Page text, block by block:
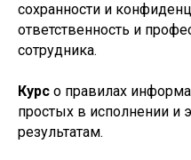
сохранности и
ответственность и
сотрудника.
Курс о правилах
простых в исполнении
результатам.